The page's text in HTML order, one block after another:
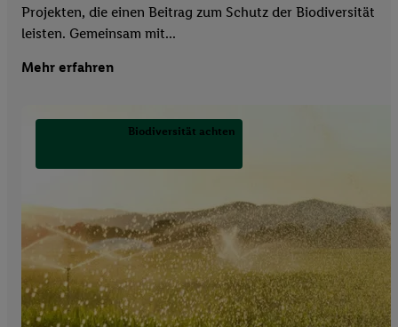
Projekten, die einen Beitrag zum Schutz der Biodiversität
leisten. Gemeinsam mit...
Mehr erfahren
Biodiversität achten